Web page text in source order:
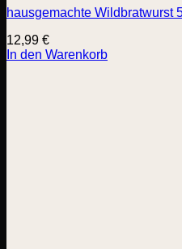
hausgemachte Wildbratwurst
12,99 €
In den Warenkorb